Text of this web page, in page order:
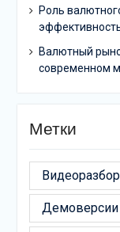
Роль
Валютный
современном
Метки